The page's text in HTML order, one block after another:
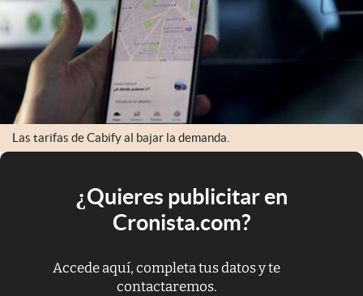
Las tarifas de Cabify al bajar la demanda.
¿Quieres publicitar en
Cronista.com?
Accede aquí, completa tus datos y te
contactaremos.